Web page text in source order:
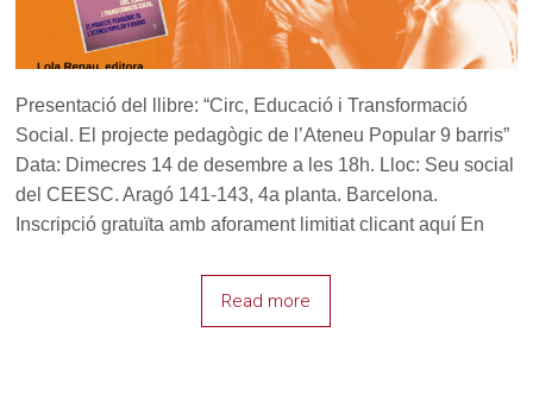
Presentació del llibre: “Circ, Educació i Transformació
Social. El projecte pedagògic de l’Ateneu Popular 9 barris”
Data: Dimecres 14 de desembre a les 18h. Lloc: Seu social
del CEESC. Aragó 141-143, 4a planta. Barcelona.
Inscripció gratuïta amb aforament limitiat clicant aquí En
Read more